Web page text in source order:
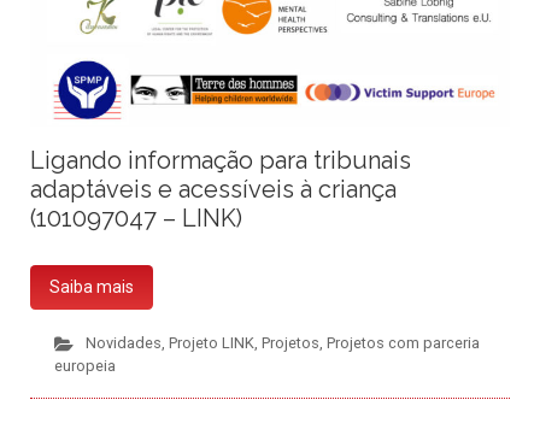
Ligando informação para tribunais
adaptáveis e acessíveis à criança
(101097047 – LINK)
Saiba mais
Novidades, Projeto LINK, Projetos, Projetos com parceria
europeia